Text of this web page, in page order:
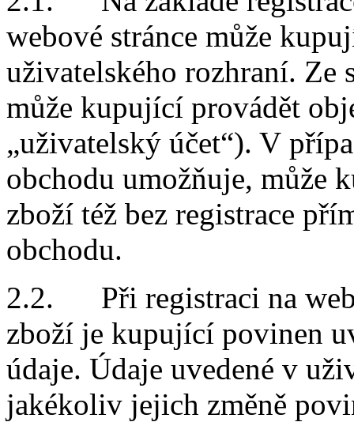
webové stránce může
uživatelského rozhraní. Ze
může kupující provádět
„uživatelský účet“). V
obchodu umožňuje, může
zboží též bez registrace
obchodu.
2.2. Při registraci na
zboží je kupující povinen
údaje. Údaje uvedené v
jakékoliv jejich změně